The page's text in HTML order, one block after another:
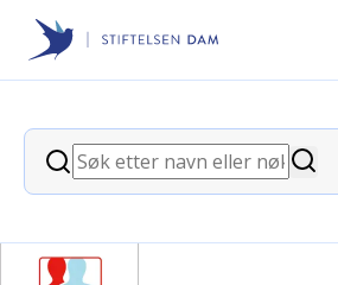
Stiftelsen Dam
Søk
Søk
back
Jenta i gummistøvler